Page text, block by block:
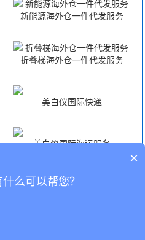
新能源海外仓一件代发服务
折叠梯海外仓一件代发服务
美白仪国际快递
美白仪国际海运服务
美白仪FBA头程
韬博供应链有限公司
×
么可以帮您？